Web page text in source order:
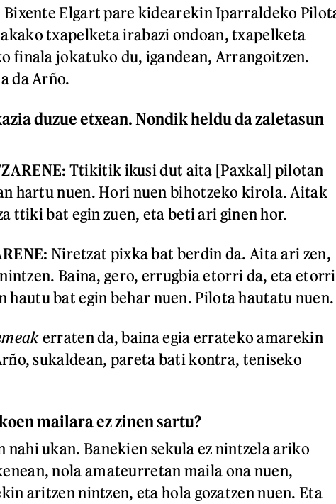
Elgart pare kidearekin Iparraldeko
txapelketa irabazi ondoan, txapelketa
finala jokatuko du, igandean, Arrangoitzen.
da Arño.
duzue etxean. Nondik heldu da zaletasun
Ttikitik ikusi dut aita [Paxkal] pilotan
hartu nuen. Hori nuen bihotzeko kirola. Aitak
ttiki bat egin zuen, eta beti ari ginen hor.
Niretzat pixka bat berdin da. Aita ari zen,
Baina, gero, errugbia etorri da, eta etorri
hautu bat egin behar nuen. Pilota hautatu nuen.
erraten da, baina egia errateko amarekin
sukaldean, pareta bati kontra, teniseko
mailara ez zinen sartu?
nahi ukan. Banekien sekula ez nintzela ariko
nola amateurretan maila ona nuen,
aritzen nintzen, eta hola gozatzen nuen. Eta